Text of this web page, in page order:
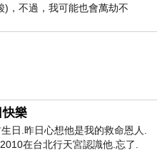
)，不過，我可能也會萬劫不
還是被判了花心的罪
快樂
日.昨日心想他是我的救命恩人.
在台北行天宮認識他.忘了.
友學